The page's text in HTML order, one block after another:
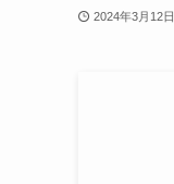
2024年3月12日